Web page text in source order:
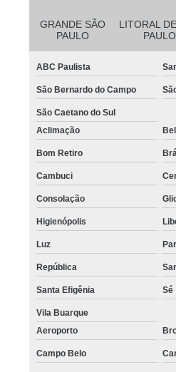
GRANDE SÃO
PAULO
LITORAL
PAULO
ABC Paulista
São Bernardo do Campo
São Caetano do Sul
Aclimação
Bom Retiro
Cambuci
Consolação
Higienópolis
Luz
República
Santa Efigênia Sé
Vila Buarque
Aeroporto
Campo Belo